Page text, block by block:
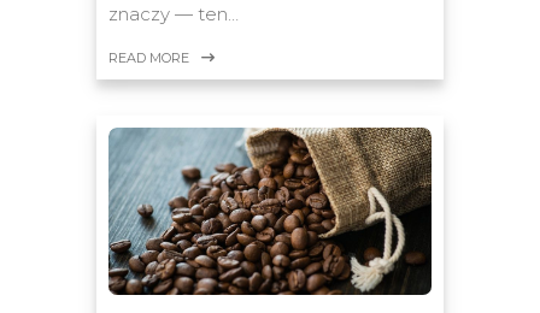
znaczy — ten…
READ MORE